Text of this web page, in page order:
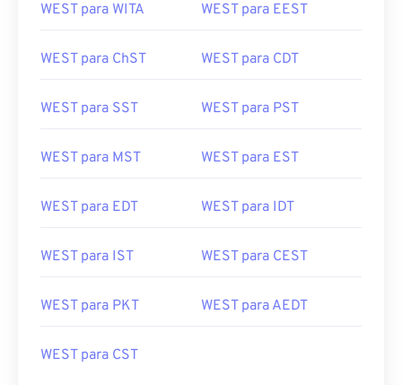
WEST para WITA WEST para EEST
WEST para ChST WEST para CDT
WEST para SST WEST para PST
WEST para MST WEST para EST
WEST para EDT WEST para IDT
WEST para IST WEST para CEST
WEST para PKT WEST para AEDT
WEST para CST